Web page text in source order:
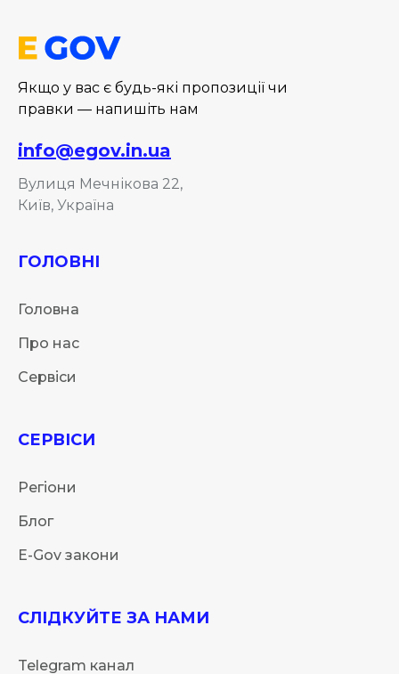
Якщо у вас є будь-які пропозиції чи
правки — напишіть нам
info@egov.in.ua
Вулиця Мечнікова 22,
Київ, Україна
ГОЛОВНІ
Головна
Про нас
Сервіси
СЕРВІСИ
Регіони
Блог
E-Gov закони
СЛІДКУЙТЕ ЗА НАМИ
Telegram канал